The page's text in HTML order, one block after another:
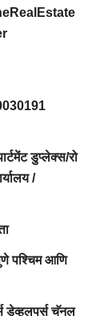
डुप्लेक्स/रो
/
पश्चिम आणि
डेव्हलपर्स चॅनल